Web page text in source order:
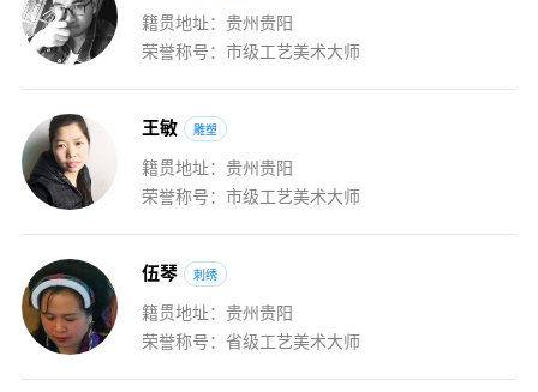
籍贯地址：贵州贵阳
荣誉称号：市级工艺美术大师
王敏 雕塑
籍贯地址：贵州贵阳
荣誉称号：市级工艺美术大师
伍琴 刺绣
籍贯地址：贵州贵阳
荣誉称号：省级工艺美术大师